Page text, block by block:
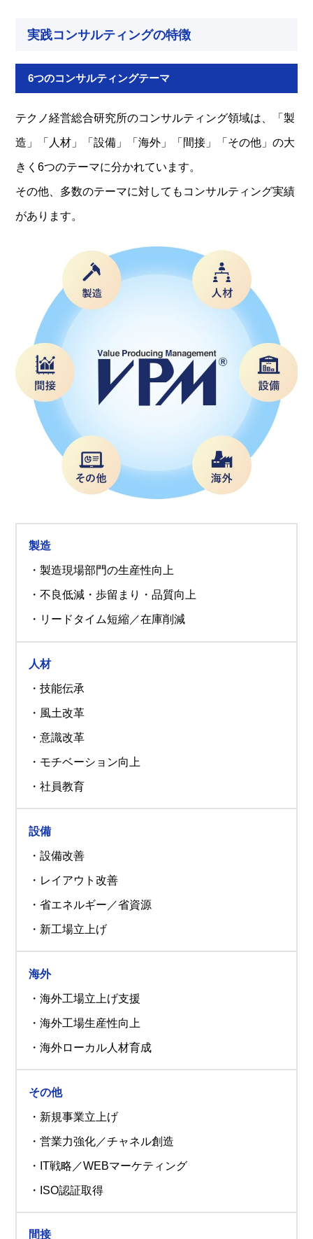
実践コンサルティングの特徴
6つのコンサルティングテーマ
テクノ経営総合研究所のコンサルティング領域は、「製
造」「人材」「設備」「海外」「間接」「その他」の大
きく6つのテーマに分かれています。
その他、多数のテーマに対してもコンサルティング実績
があります。
製造
・製造現場部門の生産性向上
・不良低減・歩留まり・品質向上
・リードタイム短縮／在庫削減
人材
・技能伝承
・風土改革
・意識改革
・モチベーション向上
・社員教育
設備
・設備改善
・レイアウト改善
・省エネルギー／省資源
・新工場立上げ
海外
・海外工場立上げ支援
・海外工場生産性向上
・海外ローカル人材育成
その他
・新規事業立上げ
・営業力強化／チャネル創造
・IT戦略／WEBマーケティング
・ISO認証取得
間接